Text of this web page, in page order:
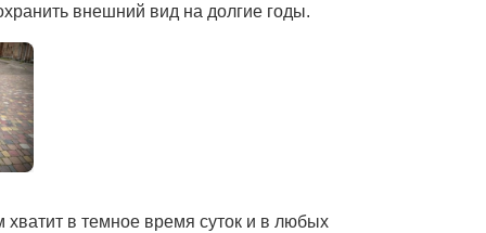
внешний вид на долгие годы.
в темное время суток и в любых